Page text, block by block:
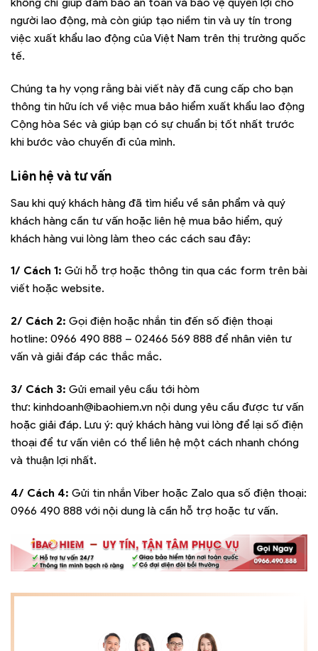
người lao động, mà còn giúp tạo niềm tin và uy tín trong
việc xuất khẩu lao động của Việt Nam trên thị trường quốc
tế.
Chúng ta hy vọng rằng bài viết này đã cung cấp cho bạn
thông tin hữu ích về việc mua bảo hiểm xuất khẩu lao động
Cộng hòa Séc và giúp bạn có sự chuẩn bị tốt nhất trước
khi bước vào chuyến đi của mình.
Liên hệ và tư vấn
Sau khi quý khách hàng đã tìm hiểu về sản phẩm và quý
khách hàng cần tư vấn hoặc liên hệ mua bảo hiểm, quý
khách hàng vui lòng làm theo các cách sau đây:
1/ Cách 1: Gửi hỗ trợ hoặc thông tin qua các form trên bài
viết hoặc website.
2/ Cách 2: Gọi điện hoặc nhắn tin đến số điện thoại
hotline: 0966 490 888 – 02466 569 888 để nhân viên tư
vấn và giải đáp các thắc mắc.
3/ Cách 3: Gửi email yêu cầu tới hòm
thư: kinhdoanh@ibaohiem.vn nội dung yêu cầu được tư vấn
hoặc giải đáp. Lưu ý: quý khách hàng vui lòng để lại số điện
thoại để tư vấn viên có thể liên hệ một cách nhanh chóng
và thuận lợi nhất.
4/ Cách 4: Gửi tin nhắn Viber hoặc Zalo qua số điện thoại:
0966 490 888 với nội dung là cần hỗ trợ hoặc tư vấn.